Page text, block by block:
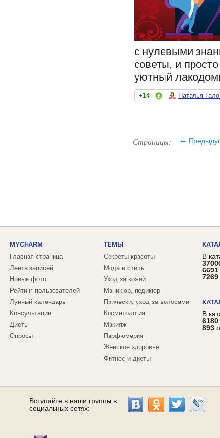
с нулевыми
советы, и
уютный
+14 Наталья
Страницы: ←
MYCHARM
Главная страница
Лента записей
Новые фото
Рейтинг пользователей
Лунный календарь
Консультации
Диеты
Опросы
ТЕМЫ
Секреты красоты
Мода и стиль
Уход за кожей
Маникюр, педикюр
Прически, уход за волосами
Косметология
Макияж
Парфюмерия
Женское здоровье
Фитнес и диеты
В
6691
7269
В
6180
893
Вступайте в наши группы в
социальных сетях: